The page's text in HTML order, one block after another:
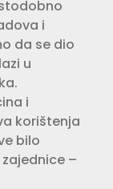
i
da se dio
u
i
korištenja
bilo
–